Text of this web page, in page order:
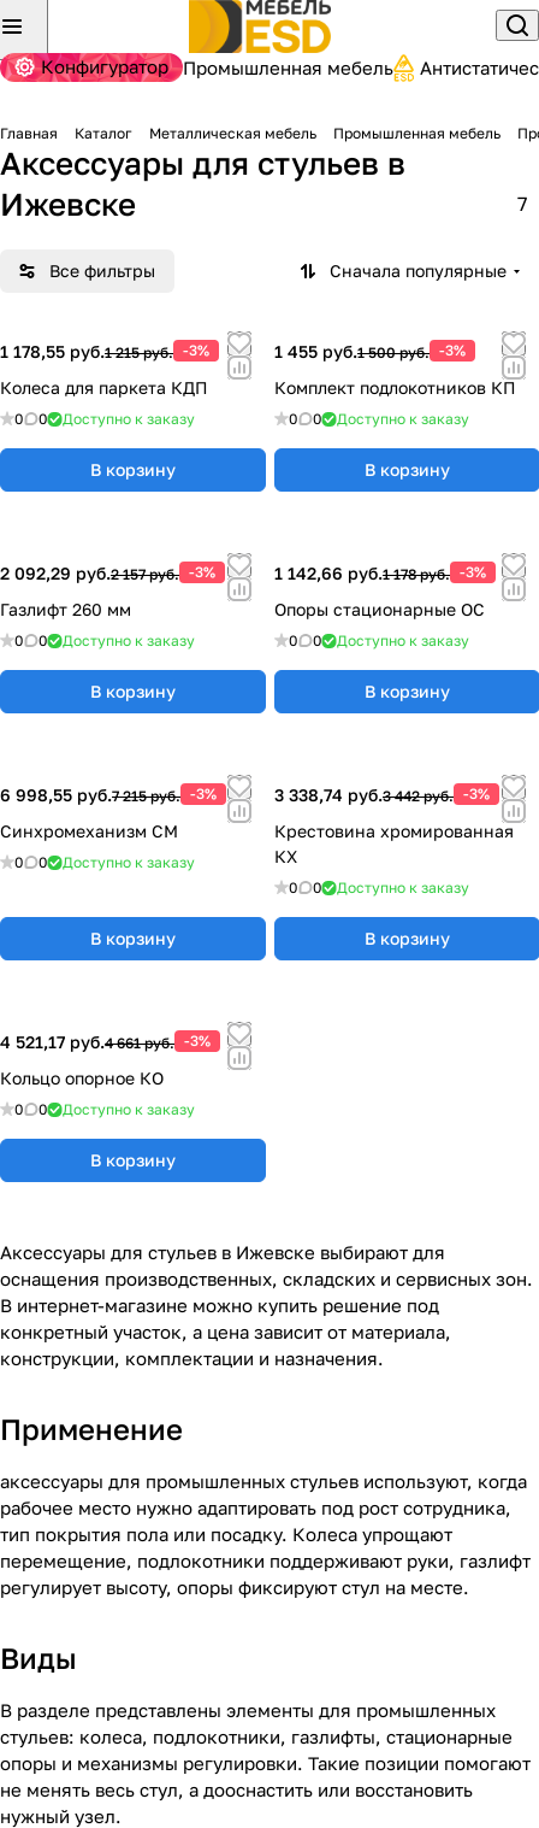
Конфигуратор Промышленная мебель
Главная Каталог Металлическая мебель Промышленная мебель
Аксессуары для стульев в
Ижевске
7
Все фильтры Сначала популярные
1 178,55 руб.1 215 руб. -3%
Колеса для паркета КДП
0 0 Доступно к заказу
В корзину
1 455 руб.1 500 руб. -3%
Комплект подлокотников КП
0 0 Доступно к заказу
В корзину
2 092,29 руб.2 157 руб. -3%
Газлифт 260 мм
0 0 Доступно к заказу
В корзину
1 142,66 руб.1 178 руб. -3%
Опоры стационарные ОС
0 0 Доступно к заказу
В корзину
6 998,55 руб.7 215 руб. -3%
Синхромеханизм СМ
0 0 Доступно к заказу
В корзину
3 338,74 руб.3 442 руб. -3%
Крестовина хромированная
КХ
0 0 Доступно к заказу
В корзину
4 521,17 руб.4 661 руб. -3%
Кольцо опорное КО
0 0 Доступно к заказу
В корзину
Аксессуары для стульев в Ижевске выбирают для
оснащения производственных, складских и сервисных зон.
В интернет-магазине можно купить решение под
конкретный участок, а цена зависит от материала,
конструкции, комплектации и назначения.
Применение
аксессуары для промышленных стульев используют, когда
рабочее место нужно адаптировать под рост сотрудника,
тип покрытия пола или посадку. Колеса упрощают
перемещение, подлокотники поддерживают руки, газлифт
регулирует высоту, опоры фиксируют стул на месте.
Виды
В разделе представлены элементы для промышленных
стульев: колеса, подлокотники, газлифты, стационарные
опоры и механизмы регулировки. Такие позиции помогают
не менять весь стул, а дооснастить или восстановить
нужный узел.